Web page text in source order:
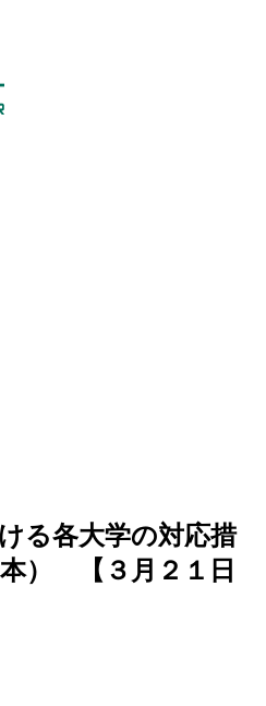
る各大学の対応措
） 【３月２１日